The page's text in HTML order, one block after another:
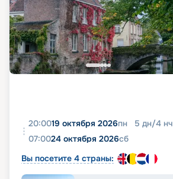
20:0019 октября 2026пн 5 дн/4 нч
07:0024 октября 2026сб
Вы посетите 4 страны: